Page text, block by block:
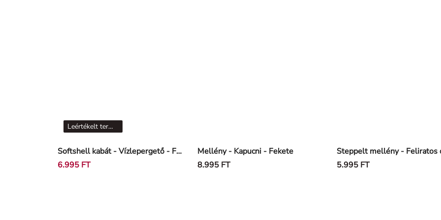
Softshell kabát - Vízlepergető - Fekete
Leértékelt termékek
6.995 FT
Mellény - Kapucni - Fekete
8.995 FT
5.995 FT